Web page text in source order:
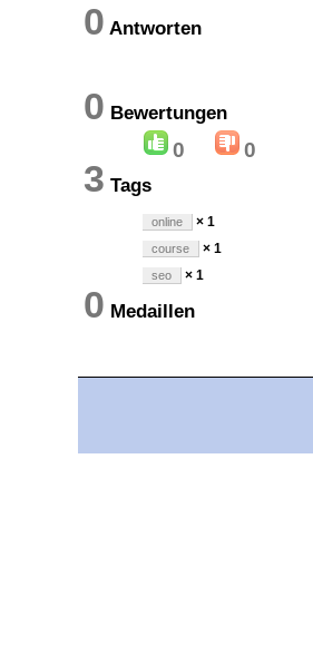
0 Antworten
0 Bewertungen
0 0
3 Tags
online × 1
course × 1
seo × 1
0 Medaillen